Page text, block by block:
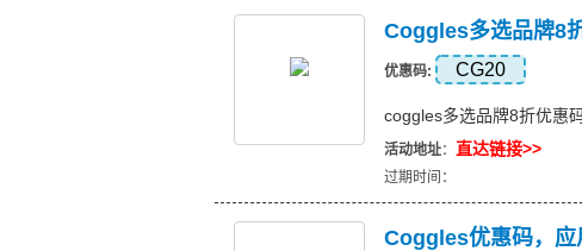
Coggles多选品牌8
优惠码: CG20
coggles多选品牌8折优惠
活动地址： 直达链接>>
过期时间：
Coggles优惠码，应